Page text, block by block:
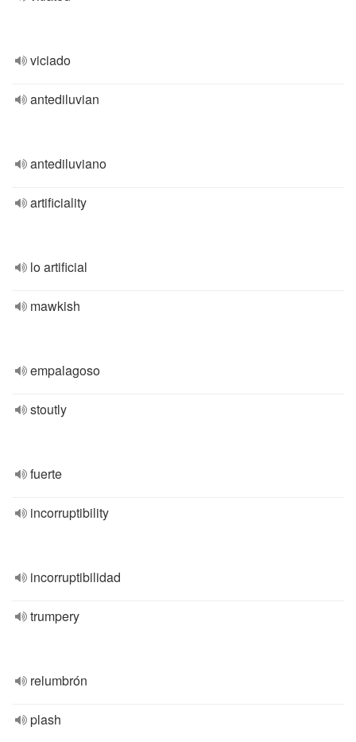
viciado
antediluvian
antediluviano
artificiality
lo artificial
mawkish
empalagoso
stoutly
fuerte
incorruptibility
incorruptibilidad
trumpery
relumbrón
plash